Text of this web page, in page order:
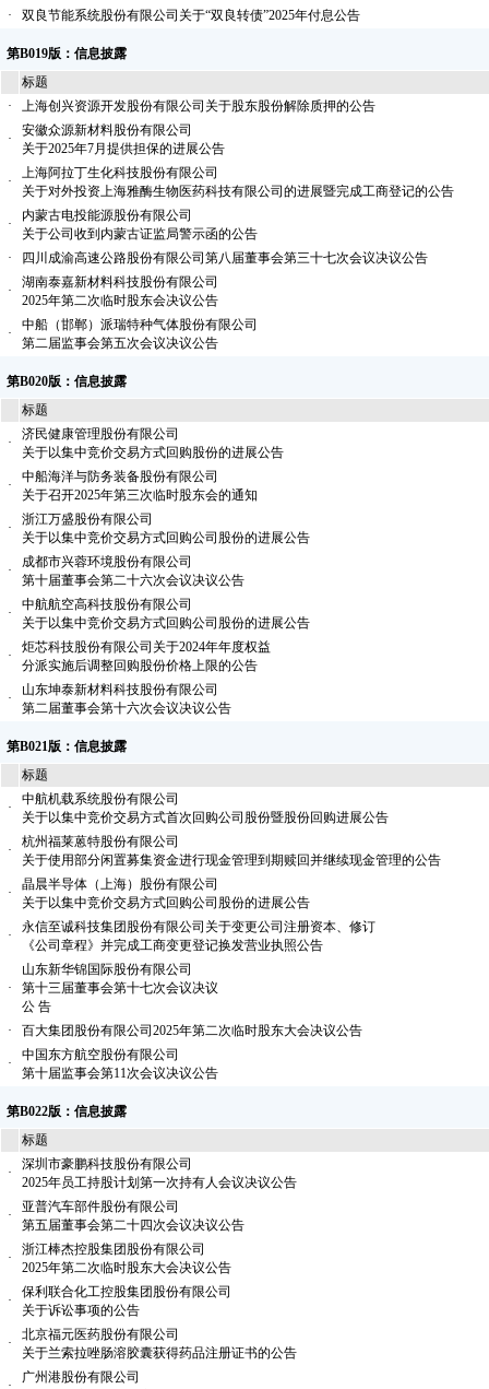
·
双良节能系统股份有限公司关于“双良转债”2025年付息公告
第B019版：信息披露
标题
·
上海创兴资源开发股份有限公司关于股东股份解除质押的公告
·
安徽众源新材料股份有限公司
关于2025年7月提供担保的进展公告
·
上海阿拉丁生化科技股份有限公司
关于对外投资上海雅酶生物医药科技有限公司的进展暨完成工商登记的公告
·
内蒙古电投能源股份有限公司
关于公司收到内蒙古证监局警示函的公告
·
四川成渝高速公路股份有限公司第八届董事会第三十七次会议决议公告
·
湖南泰嘉新材料科技股份有限公司
2025年第二次临时股东会决议公告
·
中船（邯郸）派瑞特种气体股份有限公司
第二届监事会第五次会议决议公告
第B020版：信息披露
标题
·
济民健康管理股份有限公司
关于以集中竞价交易方式回购股份的进展公告
·
中船海洋与防务装备股份有限公司
关于召开2025年第三次临时股东会的通知
·
浙江万盛股份有限公司
关于以集中竞价交易方式回购公司股份的进展公告
·
成都市兴蓉环境股份有限公司
第十届董事会第二十六次会议决议公告
·
中航航空高科技股份有限公司
关于以集中竞价交易方式回购公司股份的进展公告
·
炬芯科技股份有限公司关于2024年年度权益
分派实施后调整回购股份价格上限的公告
·
山东坤泰新材料科技股份有限公司
第二届董事会第十六次会议决议公告
第B021版：信息披露
标题
·
中航机载系统股份有限公司
关于以集中竞价交易方式首次回购公司股份暨股份回购进展公告
·
杭州福莱蒽特股份有限公司
关于使用部分闲置募集资金进行现金管理到期赎回并继续现金管理的公告
·
晶晨半导体（上海）股份有限公司
关于以集中竞价交易方式回购公司股份的进展公告
·
永信至诚科技集团股份有限公司关于变更公司注册资本、修订
《公司章程》并完成工商变更登记换发营业执照公告
·
山东新华锦国际股份有限公司
第十三届董事会第十七次会议决议
公 告
·
百大集团股份有限公司2025年第二次临时股东大会决议公告
·
中国东方航空股份有限公司
第十届监事会第11次会议决议公告
第B022版：信息披露
标题
·
深圳市豪鹏科技股份有限公司
2025年员工持股计划第一次持有人会议决议公告
·
亚普汽车部件股份有限公司
第五届董事会第二十四次会议决议公告
·
浙江棒杰控股集团股份有限公司
2025年第二次临时股东大会决议公告
·
保利联合化工控股集团股份有限公司
关于诉讼事项的公告
·
北京福元医药股份有限公司
关于兰索拉唑肠溶胶囊获得药品注册证书的公告
·
广州港股份有限公司